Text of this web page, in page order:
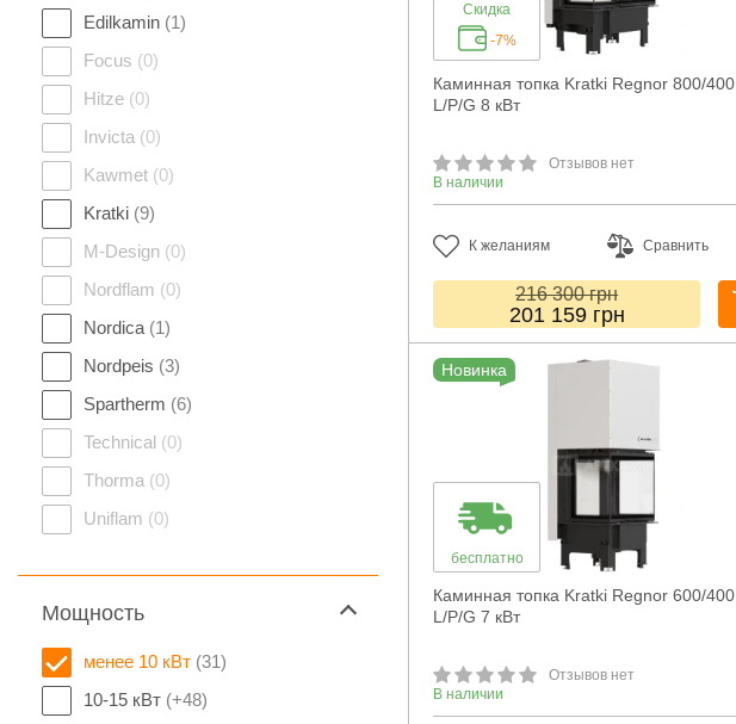
Edilkamin (1)
Focus (0)
Hitze (0)
Invicta (0)
Kawmet (0)
Kratki (9)
M-Design (0)
Nordflam (0)
Nordica (1)
Nordpeis (3)
Spartherm (6)
Technical (0)
Thorma (0)
Uniflam (0)
Мощность
менее 10 кВт (31)
10-15 кВт (+48)
Скидка
-7%
Каминная топка Kratki Regnor 800/400
L/P/G 8 кВт
Отзывов нет
В наличии
К желаниям Сравнить
216 300грн
201 159 грн
Новинка
бесплатно
Каминная топка Kratki Regnor 600/400
L/P/G 7 кВт
Отзывов нет
В наличии